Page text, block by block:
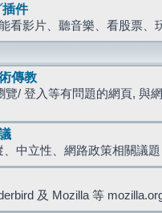
件
看影片、聽音樂、看股票、
傳教
覽/ 登入等有問題的網頁, 與
中立性、網路政策相關議題
及 Mozilla 等